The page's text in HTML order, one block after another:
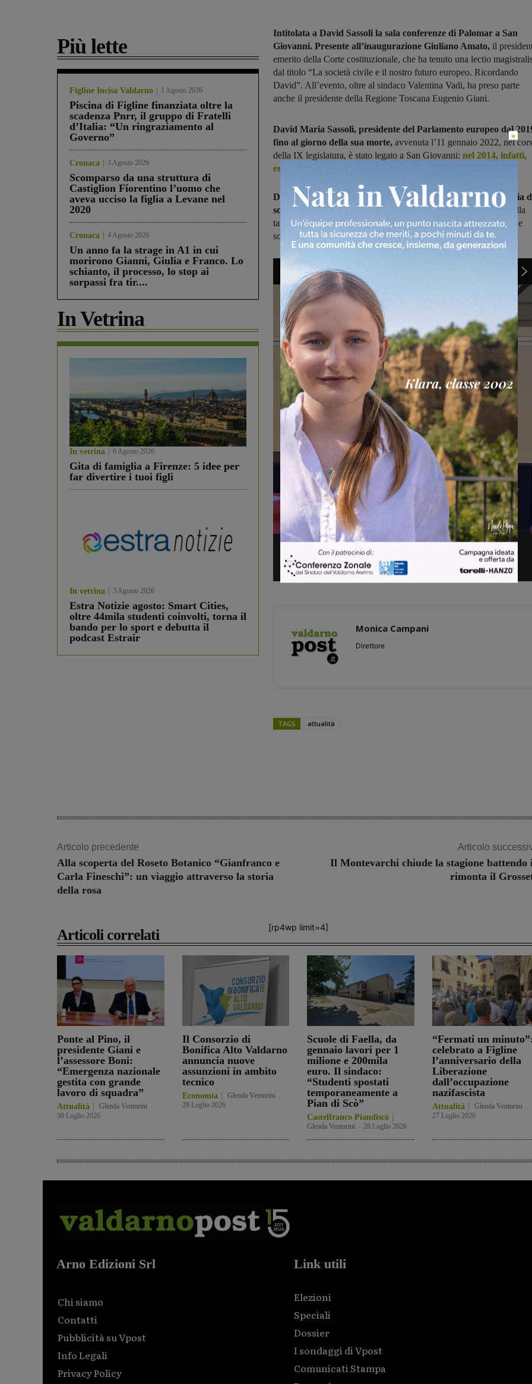
Più lette
Figline Incisa Valdarno 1 Agosto 2026
Piscina di Figline finanziata oltre la
scadenza Pnrr, il gruppo di Fratelli
d’Italia: “Un ringraziamento al
Governo”
Cronaca 3 Agosto 2026
Scomparso da una struttura di
Castiglion Fiorentino l’uomo che
aveva ucciso la figlia a Levane nel
2020
Cronaca 4 Agosto 2026
Un anno fa la strage in A1 in cui
morirono Gianni, Giulia e Franco. Lo
schianto, il processo, lo stop ai
sorpassi fra tir....
In Vetrina
In vetrina 6 Agosto 2026
Gita di famiglia a Firenze: 5 idee per
far divertire i tuoi figli
In vetrina 3 Agosto 2026
Estra Notizie agosto: Smart Cities,
oltre 44mila studenti coinvolti, torna il
bando per lo sport e debutta il
podcast Estrair
Intitolata a David Sassoli la sala conferenze di Palomar a San
Giovanni. Presente all’inaugurazione Giuliano Amato, il
emerito della Corte costituzionale, che ha tenuto una lectio
dal titolo “La società civile e il nostro futuro europeo. Ricordando
David”. All’evento, oltre al sindaco Valentina Vadi, ha preso parte
anche il presidente della Regione Toscana Eugenio Giani.
David Maria Sassoli, presidente del Parlamento europeo dal
fino al giorno della sua morte, avvenuta l’11 gennaio 2022, nel
della IX legislatura, è stato legato a San Giovanni: nel 2014, infatti,
era presente al taglio del nastro del Punto Amico.
Dopo la conferenza di Giuliano Amato è avvenuta la cerimonia
scopertura della targa alla presenza di tantissimi cittadini. Sulla
targa la frase “La politica dei valori e delle idee ha una forza mite e
sorridente” (David Maria Sassoli)
Monica Campani
Direttore
TAGS attualità
Articolo precedente
Alla scoperta del Roseto Botanico “Gianfranco e
Carla Fineschi”: un viaggio attraverso la storia
della rosa
Articolo
Il Montevarchi chiude la stagione battendo
rimonta il
[rp4wp limit=4]
Articoli correlati
Ponte al Pino, il
presidente Giani e
l’assessore Boni:
“Emergenza nazionale
gestita con grande
lavoro di squadra”
Attualità Glenda Venturini
30 Luglio 2026
Il Consorzio di
Bonifica Alto Valdarno
annuncia nuove
assunzioni in ambito
tecnico
Economia Glenda Venturini
28 Luglio 2026
Scuole di Faella, da
gennaio lavori per 1
milione e 200mila
euro. Il sindaco:
“Studenti spostati
temporaneamente a
Pian di Scò”
Castelfranco Piandiscò
Glenda Venturini 28 Luglio 2026
“Fermati un
celebrato a Figline
l’anniversario della
Liberazione
dall’occupazione
nazifascista
Attualità Glenda Venturini
27 Luglio 2026
Arno Edizioni Srl
Chi siamo
Contatti
Pubblicità su Vpost
Info Legali
Privacy Policy
Link utili
Elezioni
Speciali
Dossier
I sondaggi di Vpost
Comunicati Stampa
×